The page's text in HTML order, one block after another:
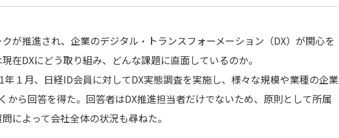
が推進され、企業のデジタル・トランスフォーメーション（DX）が関心を
在DXにどう取り組み、どんな課題に直面しているのか。
年１月、日経ID会員に対してDX実態調査を実施し、様々な規模や業種の企業
から回答を得た。回答者はDX推進担当者だけでないため、原則として所属
によって会社全体の状況も尋ねた。